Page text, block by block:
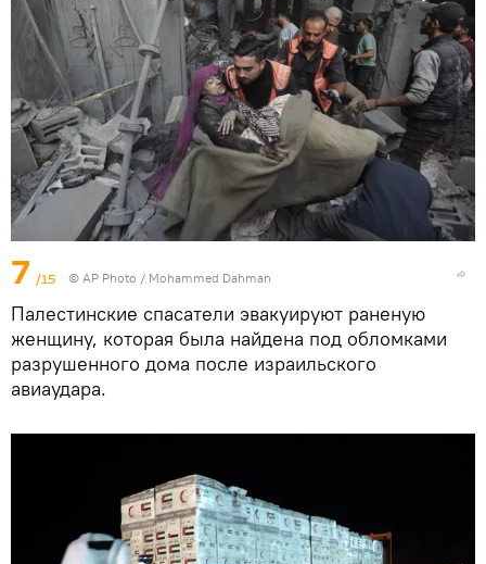
7 /15 © AP Photo / Mohammed Dahman
Палестинские спасатели эвакуируют раненую
женщину, которая была найдена под обломками
разрушенного дома после израильского
авиаудара.